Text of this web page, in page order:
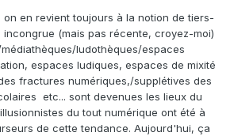
en revient toujours à la notion de tiers-
(mais pas récente, croyez-moi)
ludothèques/espaces
espaces ludiques, espaces de mixité
fractures numériques,/supplétives des
etc... sont devenues les lieux du
du tout numérique ont été à
de cette tendance. Aujourd'hui, ça